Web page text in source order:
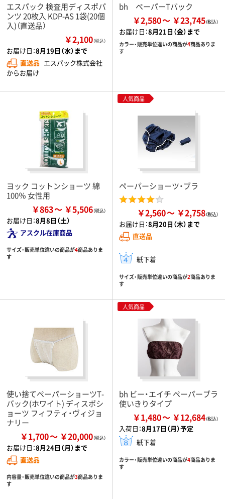
エスパック 検査用ディスポパ
ンツ 20枚入 KDP-AS 1袋(20個
入)（直送品）
￥2,100（税込）
お届け日：8月19日（水）まで
直送品 エスパック株式会社
からお届け
bh ペーパーTバック
￥2,580 ￥23,745
お届け日：8月21日（金）まで
カラー・販売単位違いの商品が4商品ありま
す
ヨック コットンショーツ 綿
100％ 女性用
￥863 ￥5,506
お届け日：8月8日（土）
アスクル在庫商品
サイズ・販売単位違いの商品が4商品ありま
す
人気商品
ペーパーショーツ・ブラ
￥2,560 ￥2,758
お届け日：8月20日（木）まで
直送品
紙下着
サイズ・販売単位違いの商品が2商品ありま
す
使い捨てペーパーショーツT-
バック(ホワイト) ディスポシ
ョーツ フィフティ・ヴィジョ
ナリー
￥1,700 ￥20,000
お届け日：8月24日（月）まで
直送品
内容量・販売単位違いの商品が3商品ありま
す
人気商品
bh ビー・エイチ ペーパーブラ
使いきりタイプ
￥1,480 ￥12,684
入荷日：8月17日（月）予定
紙下着
カラー・販売単位違いの商品が4商品ありま
す